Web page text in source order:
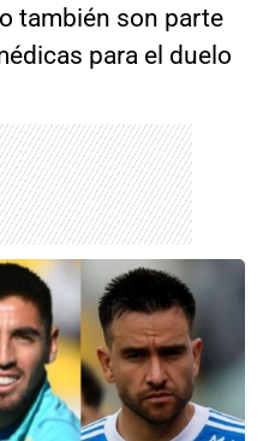
también son parte
para el duelo